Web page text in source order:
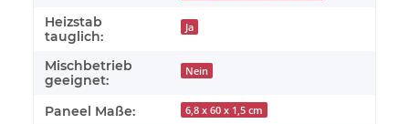
Heizstab
tauglich:
Ja
Mischbetrieb
geeignet:
Nein
Paneel Maße: 6,8 x 60 x 1,5 cm